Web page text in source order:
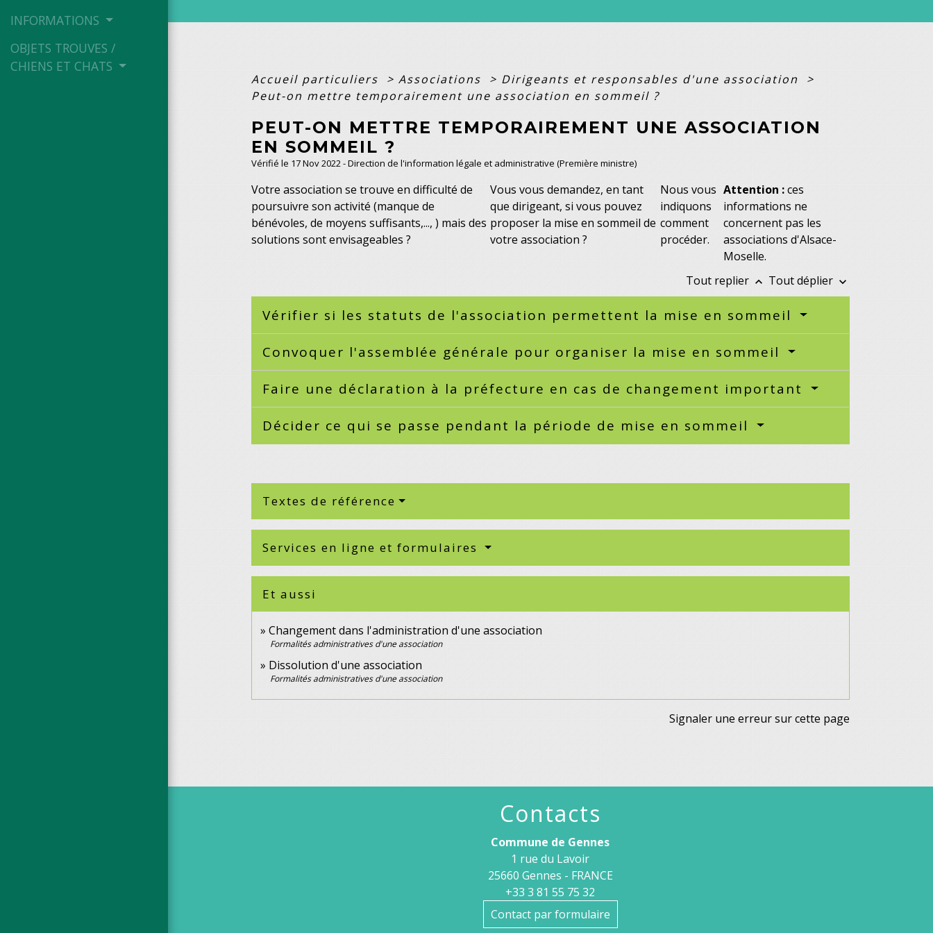
INFORMATIONS
OBJETS TROUVES /
CHIENS ET CHATS
Accueil particuliers > Associations > Dirigeants et responsables d'une association
>
Peut-on mettre temporairement une association en sommeil ?
PEUT-ON METTRE TEMPORAIREMENT UNE ASSOCIATION
EN SOMMEIL ?
Vérifié le 17 Nov 2022 - Direction de l'information légale et administrative (Première ministre)
Votre association se trouve en difficulté de
poursuivre son activité (manque de
bénévoles, de moyens suffisants,..., ) mais des
solutions sont envisageables ?
Vous vous demandez, en tant
que dirigeant, si vous pouvez
proposer la mise en sommeil de
votre association ?
Nous vous
indiquons
comment
procéder.
Attention :ces
informations ne
concernent pas les
associations d'Alsace-
Moselle.
Tout replier keyboard_arrow_up Tout déplier keyboard_arrow_down
Vérifier si les statuts de l'association permettent la mise en sommeil
Convoquer l'assemblée générale pour organiser la mise en sommeil
Faire une déclaration à la préfecture en cas de changement important
Décider ce qui se passe pendant la période de mise en sommeil
Textes de référence
Services en ligne et formulaires
Et aussi
Changement dans l'administration d'une association
Formalités administratives d'une association
Dissolution d'une association
Formalités administratives d'une association
Signaler une erreur sur cette page
Contacts
Commune de Gennes
1 rue du Lavoir
25660 Gennes - FRANCE
+33 3 81 55 75 32
Contact par formulaire